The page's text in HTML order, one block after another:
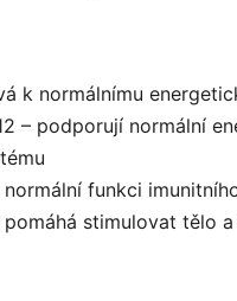
k normálnímu
– podporují normální
funkci
pomáhá stimulovat tělo